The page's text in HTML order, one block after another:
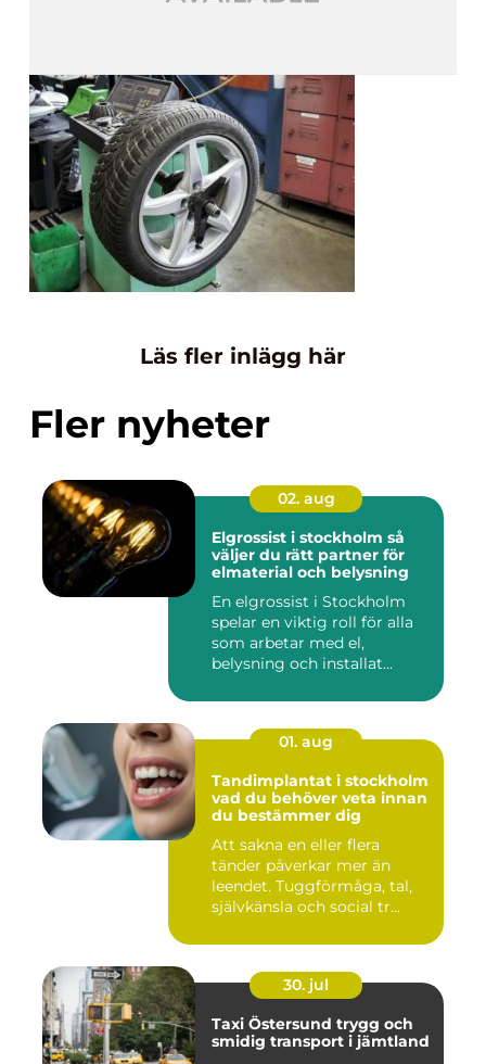
Läs fler inlägg här
Fler nyheter
02. aug
Elgrossist i stockholm så
väljer du rätt partner för
elmaterial och belysning
En elgrossist i Stockholm
spelar en viktig roll för alla
som arbetar med el,
belysning och installat...
01. aug
Tandimplantat i stockholm
vad du behöver veta innan
du bestämmer dig
Att sakna en eller flera
tänder påverkar mer än
leendet. Tuggförmåga, tal,
självkänsla och social tr...
30. jul
Taxi Östersund trygg och
smidig transport i jämtland